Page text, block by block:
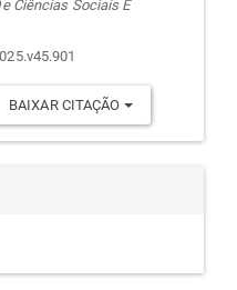
Ciências Sociais E
BAIXAR CITAÇÃO